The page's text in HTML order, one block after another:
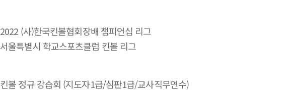
2022 (사)한국킨볼협회장배 챔피언십 리그
서울특별시 학교스포츠클럽 킨볼 리그
킨볼 정규 강습회 (지도자1급/심판1급/교사직무연수)